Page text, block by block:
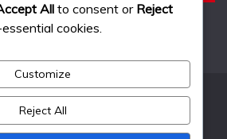
Reserved 2024.
WordPress
| Theme: Fairy by
All to consent or Reject
cookies.
Customize
Reject All